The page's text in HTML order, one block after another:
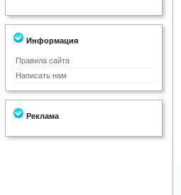
Информация
Правила сайта
Написать нам
Реклама